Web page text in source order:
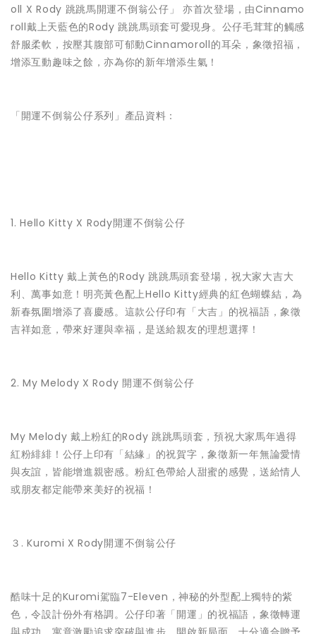
oll X Rody 跳跳馬開運不倒翁公仔」 亦首次登場，由Cinnamo
roll戴上天藍色的Rody 跳跳馬頭套可愛現身。公仔毛茸茸的觸感
舒服柔軟，按壓其腹部可郁動Cinnamoroll的耳朵，象徵招福，
增添互動趣味之餘，亦為你的新年增添生氣！
「開運不倒翁公仔系列」產品資料：
1. Hello Kitty X Rody開運不倒翁公仔
Hello Kitty 戴上黃色的Rody 跳跳馬頭套登場，祝大家大吉大
利、萬事如意！明亮黃色配上Hello Kitty經典的紅色蝴蝶結，為
新春氛圍增添了喜慶感。這款公仔印有「大吉」的祝福語，象徵
吉祥如意，帶來好運與幸福，是送給親友的理想選擇！
2. My Melody X Rody 開運不倒翁公仔
My Melody 戴上粉紅的Rody 跳跳馬頭套，預祝大家馬年過得
紅粉緋緋！公仔上印有「結緣」的祝賀字，象徵新一年無論愛情
與友誼，皆能增進親密感。粉紅色帶給人甜蜜的感覺，送給情人
或朋友都定能帶來美好的祝福​！
３. Kuromi X Rody開運不倒翁公仔
酷味十足的Kuromi駕臨7-Eleven，神秘的外型配上獨特的紫
色，令設計份外有格調。公仔印著「開運」的祝福語，象徵轉運